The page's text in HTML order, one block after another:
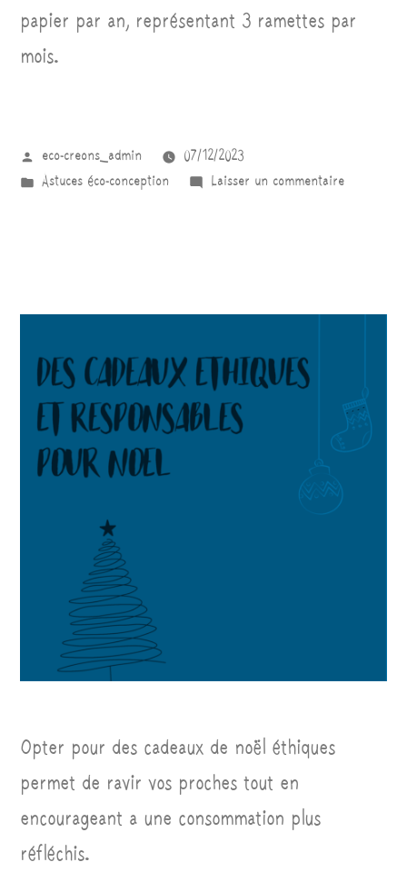
papier par an, représentant 3 ramettes par
mois.
eco-creons_admin
07/12/2023
Astuces éco-conception
Laisser un commentaire
Opter pour des cadeaux de noël éthiques
permet de ravir vos proches tout en
encourageant a une consommation plus
réfléchis.